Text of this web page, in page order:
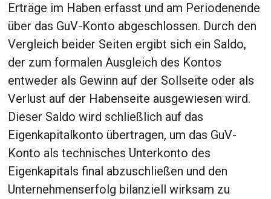
Erträge im Haben erfasst und am Periodenende
über das GuV-Konto abgeschlossen. Durch den
Vergleich beider Seiten ergibt sich ein Saldo,
der zum formalen Ausgleich des Kontos
entweder als Gewinn auf der Sollseite oder als
Verlust auf der Habenseite ausgewiesen wird.
Dieser Saldo wird schließlich auf das
Eigenkapitalkonto übertragen, um das GuV-
Konto als technisches Unterkonto des
Eigenkapitals final abzuschließen und den
Unternehmenserfolg bilanziell wirksam zu